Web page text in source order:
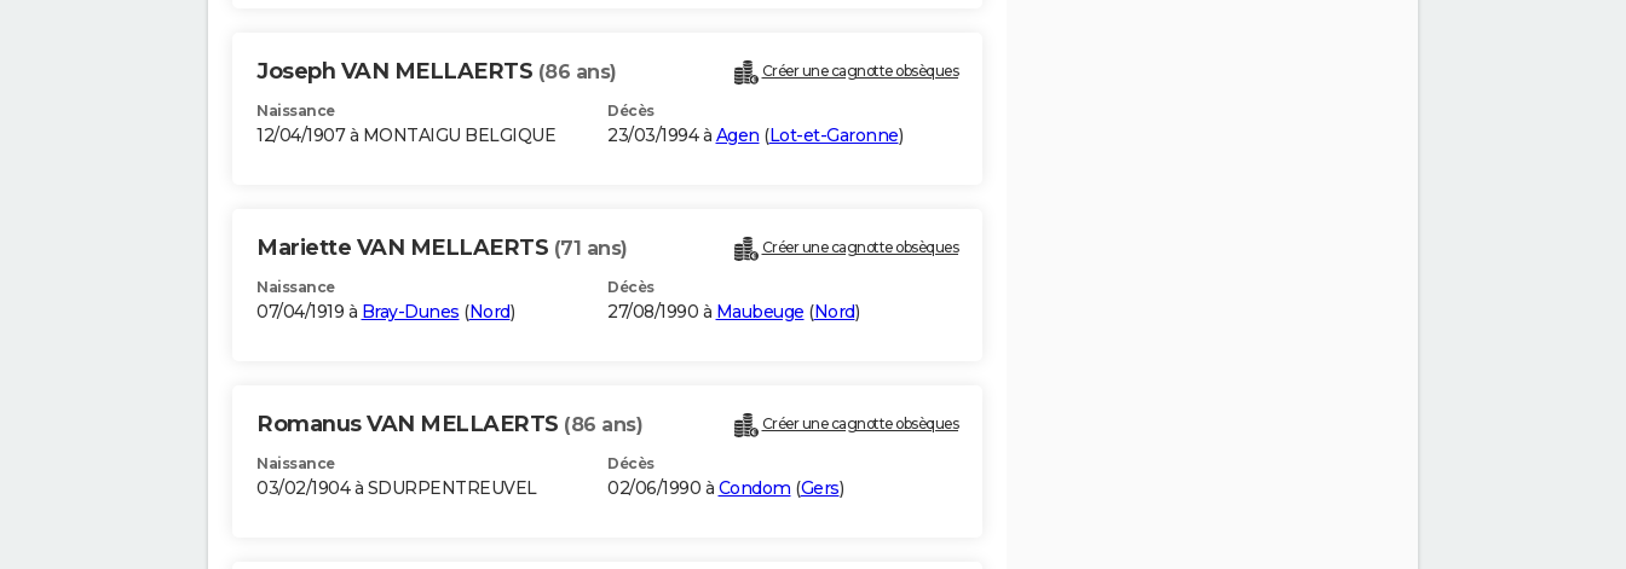
Joseph VAN MELLAERTS (86 ans) Créer une cagnotte obsèques
Naissance
12/04/1907 à MONTAIGU BELGIQUE
Décès
23/03/1994 à Agen (Lot-et-Garonne)
Mariette VAN MELLAERTS (71 ans) Créer une cagnotte obsèques
Naissance
07/04/1919 à Bray-Dunes (Nord)
Décès
27/08/1990 à Maubeuge (Nord)
Romanus VAN MELLAERTS (86 ans) Créer une cagnotte obsèques
Naissance
03/02/1904 à SDURPENTREUVEL
Décès
02/06/1990 à Condom (Gers)